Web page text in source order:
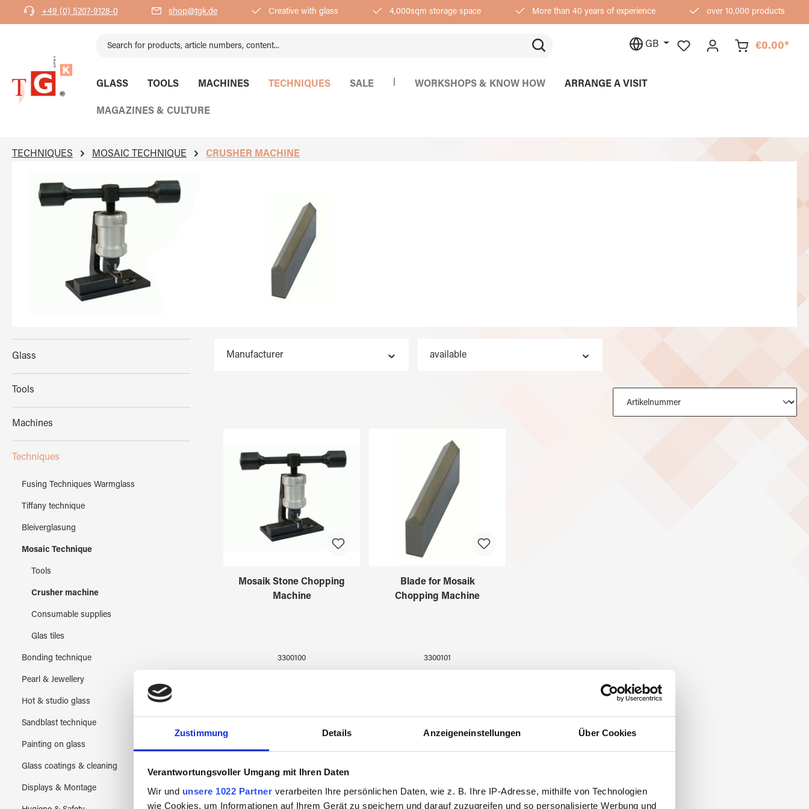
Zustimmung Details Anzeigeneinstellungen Über Cookies
Verantwortungsvoller Umgang mit Ihren Daten
Wir und unsere 1022 Partner verarbeiten Ihre persönlichen Daten, wie z. B. Ihre IP-Adresse, mithilfe von Technologien
wie Cookies, um Informationen auf Ihrem Gerät zu speichern und darauf zuzugreifen und so personalisierte Werbung und
Skip to main navigation
+49 (0) 5207-9128-0 shop@tgk.de Creative with glass 4,000sqm storage space More than 40 years of experience over 10,000 products
GB €0.00*
GLASS TOOLS MACHINES TECHNIQUES SALE WORKSHOPS & KNOW HOW ARRANGE A VISIT
MAGAZINES & CULTURE
TECHNIQUES MOSAIC TECHNIQUE CRUSHER MACHINE
Glass
Tools
Machines
Techniques
Fusing Techniques Warmglass
Tiffany technique
Bleiverglasung
Mosaic Technique
Tools
Crusher machine
Consumable supplies
Glas tiles
Bonding technique
Pearl & Jewellery
Hot & studio glass
Sandblast technique
Painting on glass
Glass coatings & cleaning
Displays & Montage
Manufacturer available
Mosaik Stone Chopping
Machine
3300100
Blade for Mosaik
Chopping Machine
3300101